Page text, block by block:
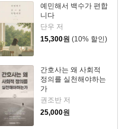
예민해서 백수가 편합
니다
단우 저
15,300원 (10% 할인)
간호사는 왜 사회적
정의를 실천해야하는
가
권조반 저
25,000원